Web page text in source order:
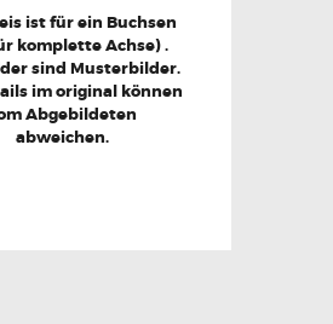
ist für ein Buchsen
komplette Achse) .
sind Musterbilder.
im original können
Abgebildeten
abweichen.